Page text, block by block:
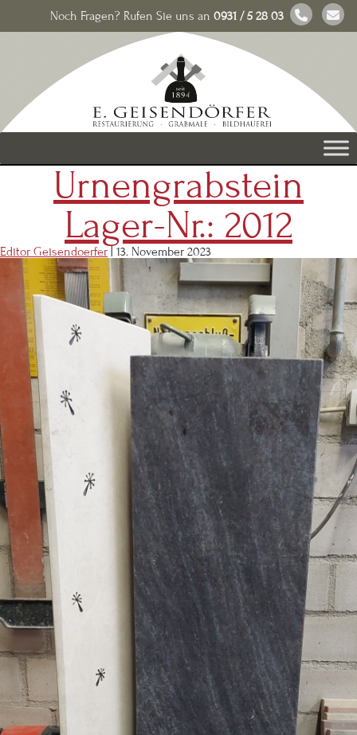
Noch Fragen? Rufen Sie uns an 0931 / 5 28 03
Urnengrabstein
Lager-Nr.: 2012
Editor Geisendoerfer 13. November 2023